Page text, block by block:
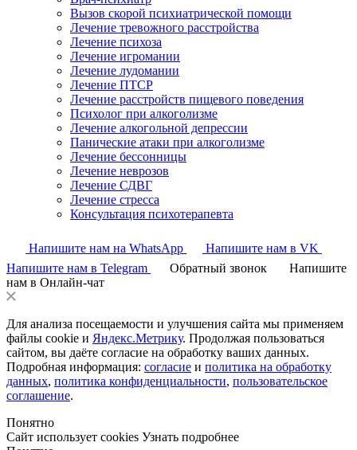
Вызов скорой психиатрической помощи
Лечение тревожного расстройства
Лечение психоза
Лечение игромании
Лечение лудомании
Лечение ПТСР
Лечение расстройств пищевого поведения
Психолог при алкоголизме
Лечение алкогольной депрессии
Панические атаки при алкоголизме
Лечение бессонницы
Лечение неврозов
Лечение СДВГ
Лечение стресса
Консультация психотерапевта
Напишите нам на WhatsApp
Напишите нам в VK
Напишите нам в Telegram
Обратный звонок
Напишите
нам в Онлайн-чат
Для анализа посещаемости и улучшения сайта мы применяем
файлы cookie и Яндекс.Метрику. Продолжая пользоваться
сайтом, вы даёте согласие на обработку ваших данных.
Подробная информация: согласие и политика на обработку
данных, политика конфиденциальности, пользовательское
соглашение.
Понятно
Сайт использует cookies Узнать подробнее